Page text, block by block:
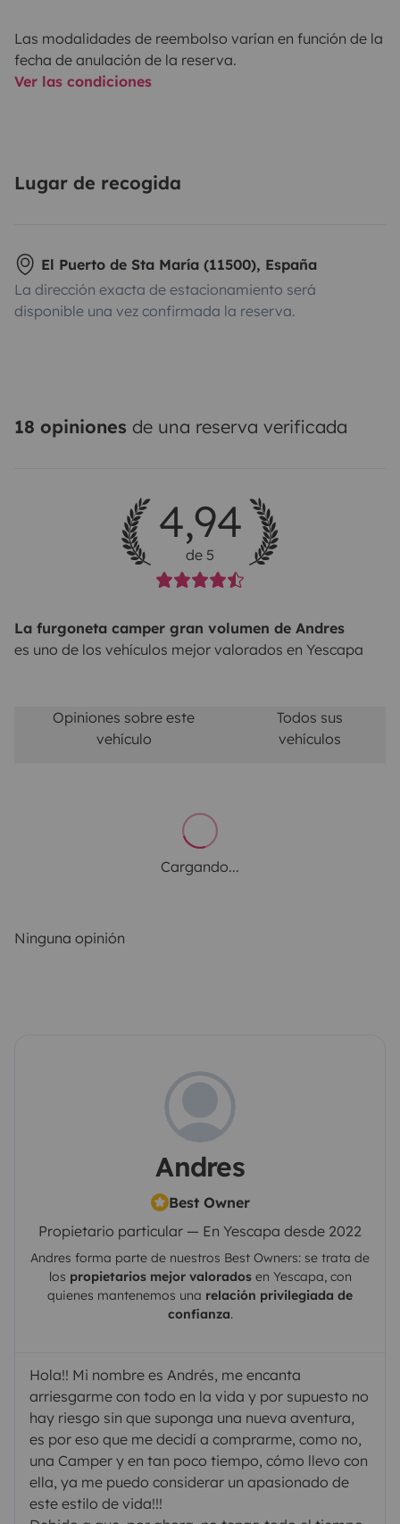
Las modalidades de reembolso varían en función de la
fecha de anulación de la reserva.
Ver las condiciones
Lugar de recogida
El Puerto de Sta María (11500), España
La dirección exacta de estacionamiento será
disponible una vez confirmada la reserva.
18 opiniones de una reserva verificada
4,94
de 5
La furgoneta camper gran volumen de Andres
es uno de los vehículos mejor valorados en Yescapa
Opiniones sobre este
vehículo
Todos sus
vehículos
Cargando...
Ninguna opinión
Andres
Best Owner
Propietario particular — En Yescapa desde 2022
Andres forma parte de nuestros Best Owners: se trata de
los propietarios mejor valoradosen Yescapa, con
quienes mantenemos una relación privilegiada de
confianza.
Hola!! Mi nombre es Andrés, me encanta
arriesgarme con todo en la vida y por supuesto no
hay riesgo sin que suponga una nueva aventura,
es por eso que me decidí a comprarme, como no,
una Camper y en tan poco tiempo, cómo llevo con
ella, ya me puedo considerar un apasionado de
este estilo de vida!!!